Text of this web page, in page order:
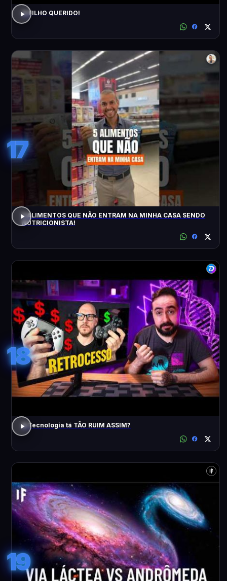
O FILHO QUERIDO!
17
5 ALIMENTOS QUE NÃO ENTRAM NA MINHA CASA SENDO
NUTRICIONISTA!
18
A Tecnologia tá TÃO RUIM ASSIM?
19